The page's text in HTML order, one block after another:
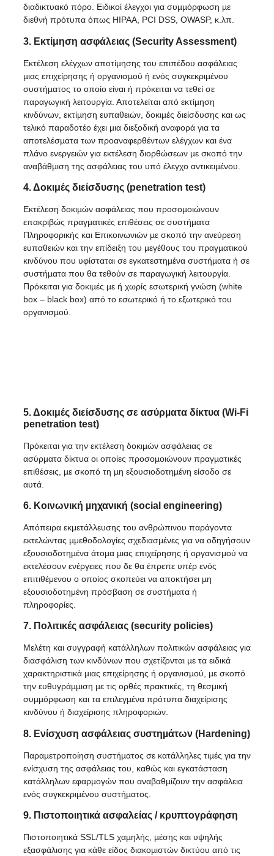
διαδικτυακό πόρο. Ειδικοί έλεγχοι για συµµόρφωση µε
διεθνή πρότυπα όπως HIPAA, PCI DSS, OWASP, κ.λπ.
3. Εκτίμηση ασφάλειας (Security Assessment)
Εκτέλεση ελέγχων αποτίµησης του επιπέδου ασφάλειας
µιας επιχείρησης ή οργανισµού ή ενός συγκεκριµένου
συστήµατος το οποίο είναι ή πρόκειται να τεθεί σε
παραγωγική λειτουργία. Αποτελείται από εκτίµηση
κινδύνων, εκτίµηση ευπαθειών, δοκιµές διείσδυσης και ως
τελικό παραδοτέο έχει µια διεξοδική αναφορά για τα
αποτελέσµατα των προαναφερθέντων ελέγχων και ένα
πλάνο ενεργειών για εκτέλεση διορθώσεων µε σκοπό την
αναβάθµιση της ασφάλειας του υπό έλεγχο αντικειµένου.
4. Δοκιμές διείσδυσης (penetration test)
Εκτέλεση δοκιµών ασφάλειας που προσοµοιώνουν
επακριβώς πραγµατικές επιθέσεις σε συστήµατα
Πληροφορικής και Επικοινωνιών µε σκοπό την ανεύρεση
ευπαθειών και την επίδειξη του µεγέθους του πραγµατικού
κινδύνου που υφίσταται σε εγκατεστηµένα συστήµατα ή σε
συστήµατα που θα τεθούν σε παραγωγική λειτουργία.
Πρόκειται για δοκιµές µε ή χωρίς εσωτερική γνώση (white
box – black box) από το εσωτερικό ή το εξωτερικό του
οργανισµού.
5. Δοκιμές διείσδυσης σε ασύρµατα δίκτυα (Wi-Fi
penetration test)
Πρόκειται για την εκτέλεση δοκιµών ασφάλειας σε
ασύρµατα δίκτυα οι οποίες προσοµοιώνουν πραγµατικές
επιθέσεις, µε σκοπό τη µη εξουσιοδοτηµένη είσοδο σε
αυτά.
6. Κοινωνική µηχανική (social engineering)
Απόπειρα εκμετάλλευσης του ανθρώπινου παράγοντα
εκτελώντας µμεθοδολογίες σχεδιασμένες για να οδηγήσουν
εξουσιοδοτηµένα άτοµα µιας επιχείρησης ή οργανισμού να
εκτελέσουν ενέργειες που δε θα έπρεπε υπέρ ενός
επιτιθέμενου ο οποίος σκοπεύει να αποκτήσει µη
εξουσιοδοτημένη πρόσβαση σε συστήματα ή
πληροφορίες.
7. Πολιτικές ασφάλειας (security policies)
Μελέτη και συγγραφή κατάλληλων πολιτικών ασφάλειας για
διασφάλιση των κινδύνων που σχετίζονται µε τα ειδικά
χαρακτηριστικά µιας επιχείρησης ή οργανισµού, µε σκοπό
την ευθυγράµµιση µε τις ορθές πρακτικές, τη θεσµική
συµµόρφωση και τα επιλεγµένα πρότυπα διαχείρισης
κινδύνου ή διαχείρισης πληροφοριών.
8. Ενίσχυση ασφάλειας συστηµάτων (Hardening)
Παραµετροποίηση συστήµατος σε κατάλληλες τιµές για την
ενίσχυση της ασφάλειας του, καθώς και εγκατάσταση
κατάλληλων εφαρµογών που αναβαθµίζουν την ασφάλεια
ενός συγκεκριµένου συστήµατος.
9. Πιστοποιητικά ασφαλείας / κρυπτογράφηση
Πιστοποιητικά SSL/TLS χαµηλής, µέσης και υψηλής
εξασφάλισης για κάθε είδος διακοµιστών δικτύου από τις